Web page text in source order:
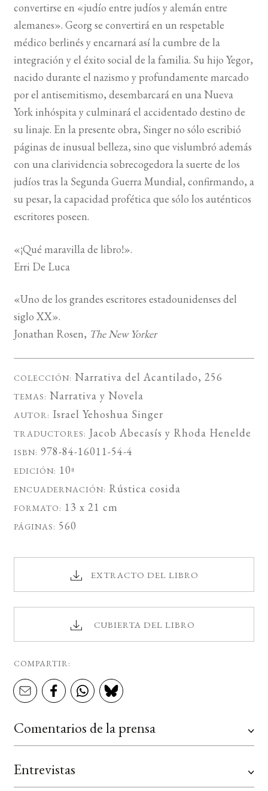
convertirse en «judío entre judíos y alemán entre
alemanes». Georg se convertirá en un respetable
médico berlinés y encarnará así la cumbre de la
integración y el éxito social de la familia. Su hijo Yegor,
nacido durante el nazismo y profundamente marcado
por el antisemitismo, desembarcará en una Nueva
York inhóspita y culminará el accidentado destino de
su linaje. En la presente obra, Singer no sólo escribió
páginas de inusual belleza, sino que vislumbró además
con una clarividencia sobrecogedora la suerte de los
judíos tras la Segunda Guerra Mundial, confirmando, a
su pesar, la capacidad profética que sólo los auténticos
escritores poseen.
«¡Qué maravilla de libro!».
Erri De Luca
«Uno de los grandes escritores estadounidenses del
siglo XX».
Jonathan Rosen, The New Yorker
COLECCIÓN: Narrativa del Acantilado, 256
TEMAS: Narrativa y Novela
AUTOR: Israel Yehoshua Singer
TRADUCTORES: Jacob Abecasís y Rhoda Henelde
ISBN: 978-84-16011-54-4
EDICIÓN: 10ª
ENCUADERNACIÓN: Rústica cosida
FORMATO: 13 x 21 cm
PÁGINAS: 560
EXTRACTO DEL LIBRO
CUBIERTA DEL LIBRO
COMPARTIR:
Comentarios de la prensa
Entrevistas